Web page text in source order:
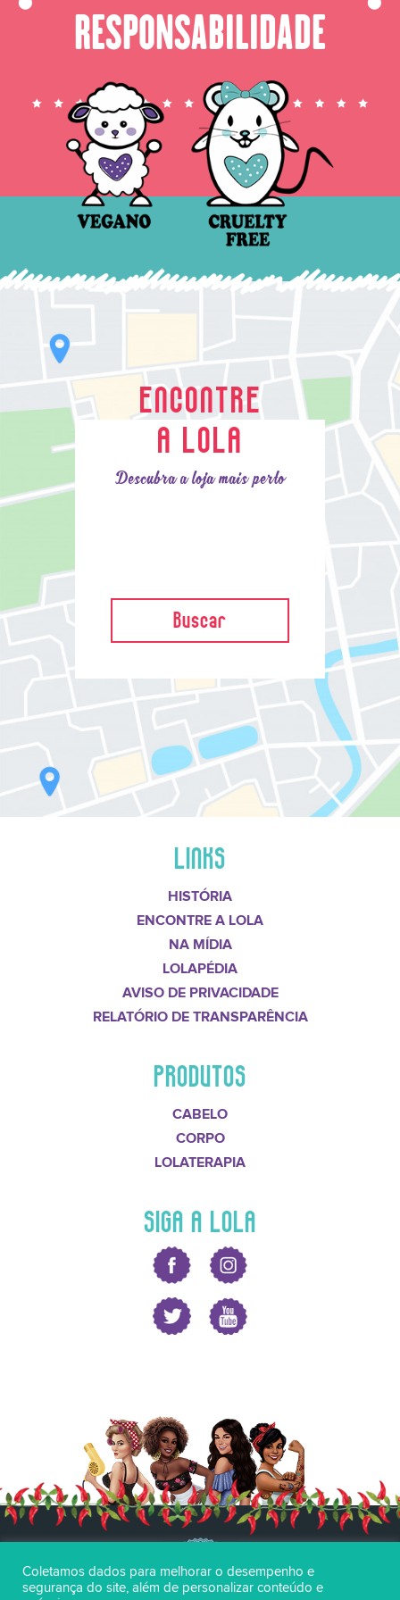
RESPONSABILIDADE
ENCONTRE
A LOLA
Descubra a loja mais perto
Buscar
LINKS
HISTÓRIA
ENCONTRE A LOLA
NA MÍDIA
LOLAPÉDIA
AVISO DE PRIVACIDADE
RELATÓRIO DE TRANSPARÊNCIA
PRODUTOS
CABELO
CORPO
LOLATERAPIA
SIGA A LOLA
Coletamos dados para melhorar o desempenho e
segurança do site, além de personalizar conteúdo e